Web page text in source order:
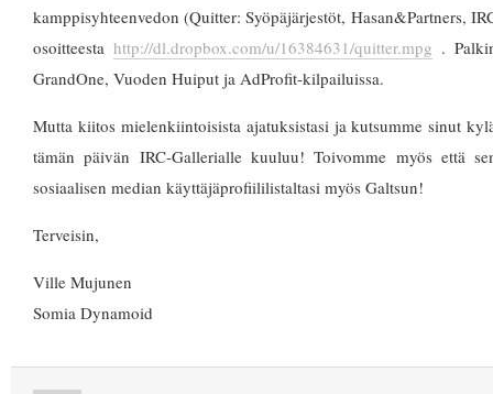
kamppisyhteenvedon (Quitter: Syöpäjärjestöt, Hasan&Partners,
osoitteesta http://dl.dropbox.com/u/16384631/quitter.mpg .
GrandOne, Vuoden Huiput ja AdProfit-kilpailuissa.
Mutta kiitos mielenkiintoisista ajatuksistasi ja kutsumme sinut
tämän päivän IRC-Gallerialle kuuluu! Toivomme myös että
sosiaalisen median käyttäjäprofiililistaltasi myös Galtsun!
Terveisin,
Ville Mujunen
Somia Dynamoid